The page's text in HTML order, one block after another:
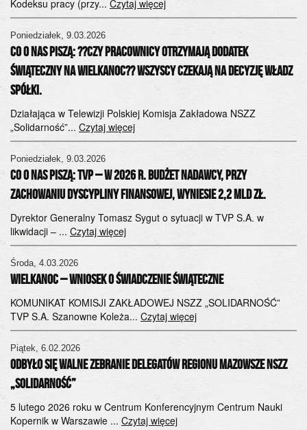
Kodeksu pracy (przy... Czytaj więcej
Poniedziałek, 9.03.2026
CO O NAS PISZĄ: ??Czy pracownicy otrzymają dodatek
świąteczny na Wielkanoc?? Wszyscy czekają na decyzję władz
spółki.
Działająca w Telewizji Polskiej Komisja Zakładowa NSZZ
„Solidarność”... Czytaj więcej
Poniedziałek, 9.03.2026
CO O NAS PISZĄ: TVP – w 2026 r. budżet nadawcy, przy
zachowaniu dyscypliny finansowej, wyniesie 2,2 mld zł.
Dyrektor Generalny Tomasz Sygut o sytuacji w TVP S.A. w
likwidacji – ... Czytaj więcej
Środa, 4.03.2026
WIELKANOC – wniosek o świadczenie świąteczne
KOMUNIKAT KOMISJI ZAKŁADOWEJ NSZZ „SOLIDARNOŚĆ”
TVP S.A. Szanowne Koleża... Czytaj więcej
Piątek, 6.02.2026
odbyło się Walne Zebranie Delegatów Regionu Mazowsze NSZZ
„Solidarność”
5 lutego 2026 roku w Centrum Konferencyjnym Centrum Nauki
Kopernik w Warszawie ... Czytaj więcej